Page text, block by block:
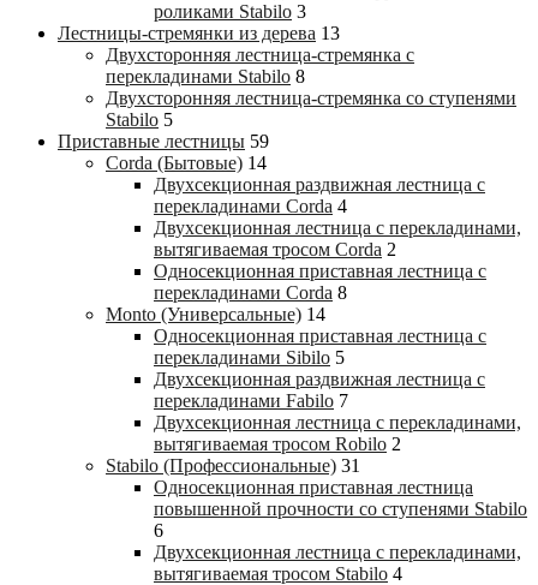
роликами Stabilo 3
Лестницы-стремянки из дерева 13
Двухсторонняя лестница-стремянка с
перекладинами Stabilo 8
Двухсторонняя лестница-стремянка со ступенями
Stabilo 5
Приставные лестницы 59
Corda (Бытовые) 14
Двухсекционная раздвижная лестница с
перекладинами Corda 4
Двухсекционная лестница с перекладинами,
вытягиваемая тросом Corda 2
Односекционная приставная лестница с
перекладинами Corda 8
Monto (Универсальные) 14
Односекционная приставная лестница с
перекладинами Sibilo 5
Двухсекционная раздвижная лестница с
перекладинами Fabilo 7
Двухсекционная лестница с перекладинами,
вытягиваемая тросом Robilo 2
Stabilo (Профессиональные) 31
Односекционная приставная лестница
повышенной прочности со ступенями Stabilo
6
Двухсекционная лестница с перекладинами,
вытягиваемая тросом Stabilo 4